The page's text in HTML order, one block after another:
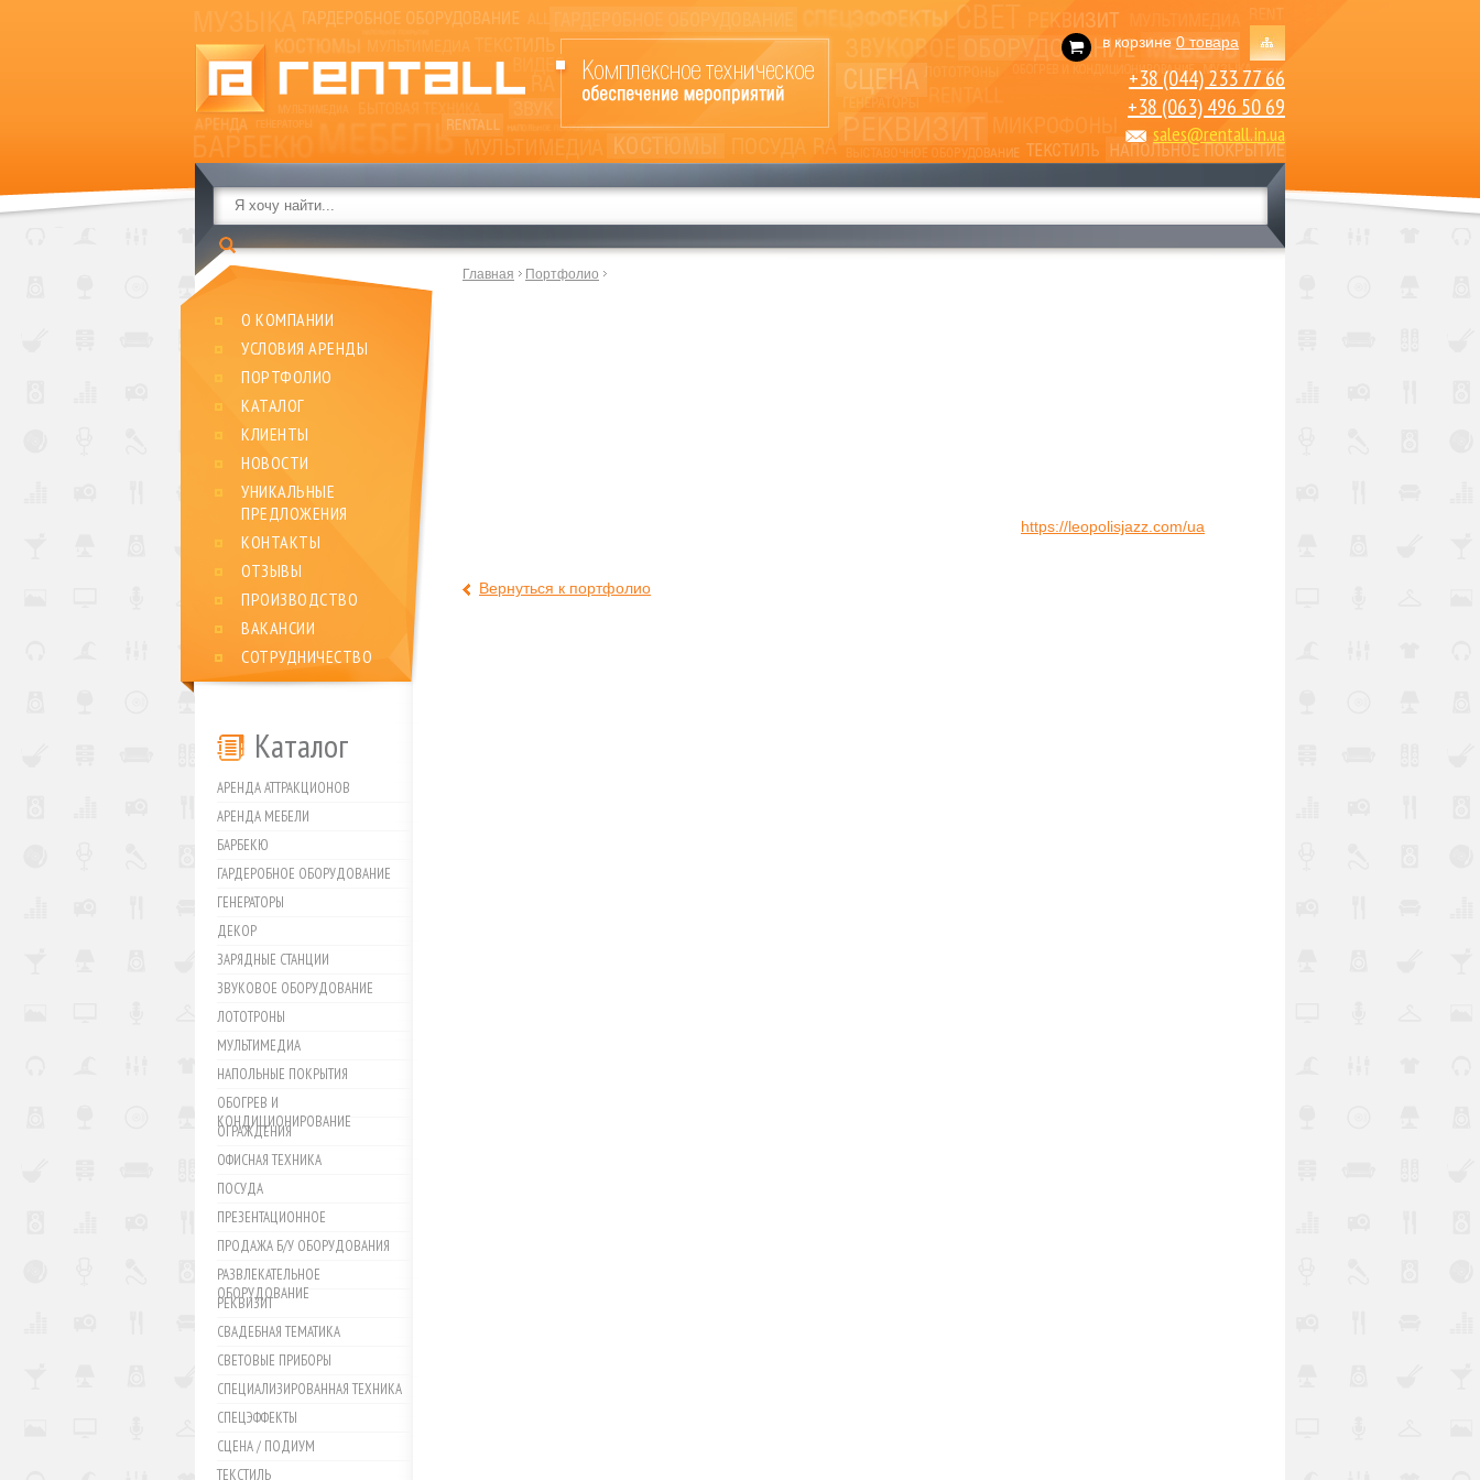
в корзине0 товара
+38 (044) 233 77 66
+38 (063) 496 50 69
sales@rentall.in.ua
О КОМПАНИИ
УСЛОВИЯ АРЕНДЫ
ПОРТФОЛИО
КАТАЛОГ
КЛИЕНТЫ
НОВОСТИ
УНИКАЛЬНЫЕ
ПРЕДЛОЖЕНИЯ
КОНТАКТЫ
ОТЗЫВЫ
ПРОИЗВОДСТВО
ВАКАНСИИ
СОТРУДНИЧЕСТВО
Каталог
АРЕНДА АТТРАКЦИОНОВ
АРЕНДА МЕБЕЛИ
БАРБЕКЮ
ГАРДЕРОБНОЕ ОБОРУДОВАНИЕ
ГЕНЕРАТОРЫ
ДЕКОР
ЗАРЯДНЫЕ СТАНЦИИ
ЗВУКОВОЕ ОБОРУДОВАНИЕ
ЛОТОТРОНЫ
МУЛЬТИМЕДИА
НАПОЛЬНЫЕ ПОКРЫТИЯ
ОБОГРЕВ И
КОНДИЦИОНИРОВАНИЕ
ОГРАЖДЕНИЯ
ОФИСНАЯ ТЕХНИКА
ПОСУДА
ПРЕЗЕНТАЦИОННОЕ
ПРОДАЖА Б/У ОБОРУДОВАНИЯ
РАЗВЛЕКАТЕЛЬНОЕ
ОБОРУДОВАНИЕ
РЕКВИЗИТ
СВАДЕБНАЯ ТЕМАТИКА
СВЕТОВЫЕ ПРИБОРЫ
СПЕЦИАЛИЗИРОВАННАЯ ТЕХНИКА
СПЕЦЭФФЕКТЫ
СЦЕНА / ПОДИУМ
ТЕКСТИЛЬ
Главная Портфолио
https://leopolisjazz.com/ua
Вернуться к портфолио